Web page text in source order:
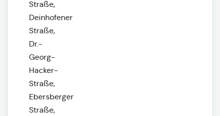
Straße,
Deinhofener
Straße,
Dr.-
Georg-
Hacker-
Straße,
Ebersberger
Straße,